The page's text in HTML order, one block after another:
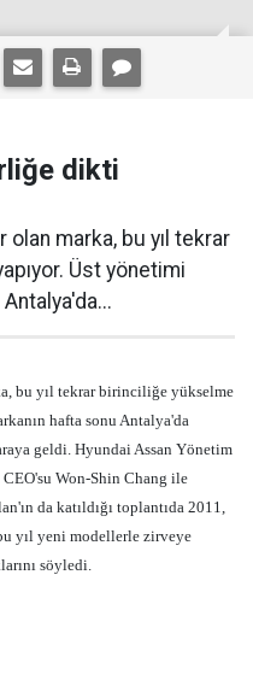
dikti
olan marka, bu yıl tekrar
Üst yönetimi
bu yıl tekrar birinciliğe yükselme
hafta sonu Antalya'da
geldi. Hyundai Assan Yönetim
Won-Shin Chang ile
da katıldığı toplantıda 2011,
yıl yeni modellerle zirveye
söyledi.